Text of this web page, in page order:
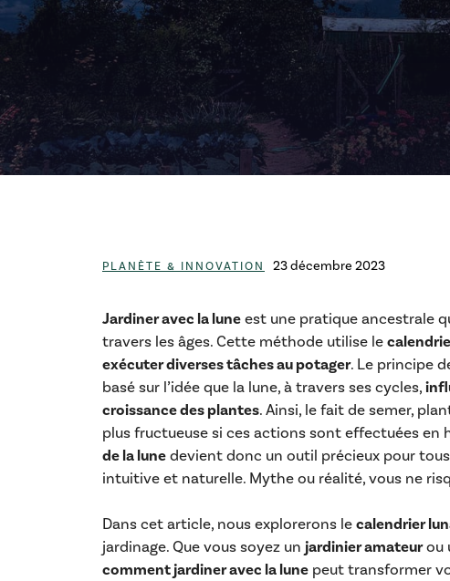
Catégories
PLANÈTE & INNOVATION 23 décembre 2023
Jardiner avec la lune est une pratique ancestrale
travers les âges. Cette méthode utilise le
exécuter diverses tâches au potager. Le principe
basé sur l’idée que la lune, à travers ses cycles,
croissance des plantes. Ainsi, le fait de semer,
plus fructueuse si ces actions sont effectuées en
de la lune devient donc un outil précieux pour
intuitive et naturelle. Mythe ou réalité, vous ne
Dans cet article, nous explorerons le calendrier
jardinage. Que vous soyez un jardinier amateurou
comment jardiner avec la lune peut transformer